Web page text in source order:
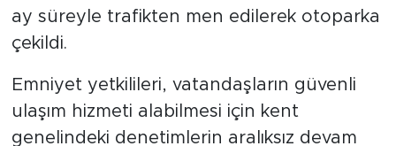
ay süreyle trafikten men edilerek otoparka
çekildi.
Emniyet yetkilileri, vatandaşların güvenli
ulaşım hizmeti alabilmesi için kent
genelindeki denetimlerin aralıksız devam